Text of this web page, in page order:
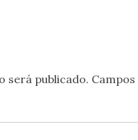
será publicado.